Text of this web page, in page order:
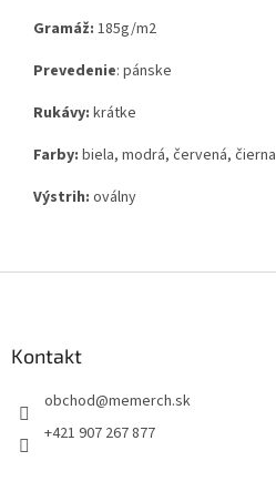
Gramáž: 185g/m2
Prevedenie: pánske
Rukávy: krátke
Farby: biela, modrá, červená, čierna
Výstrih: oválny
Kontakt
obchod@memerch.sk
+421 907 267 877